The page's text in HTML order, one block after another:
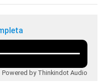
Powered by Thinkindot Audio